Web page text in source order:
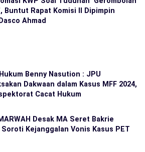
Buntut Rapat Komisi II Dipimpin
Ahmad
Benny Nasution : JPU
Dakwaan dalam Kasus MFF 2024,
Cacat Hukum
Desak MA Seret Bakrie
Soroti Kejanggalan Vonis Kasus PET